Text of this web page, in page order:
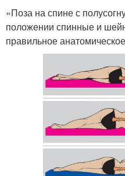
«Поза на спине с
положении спинные и
правильное